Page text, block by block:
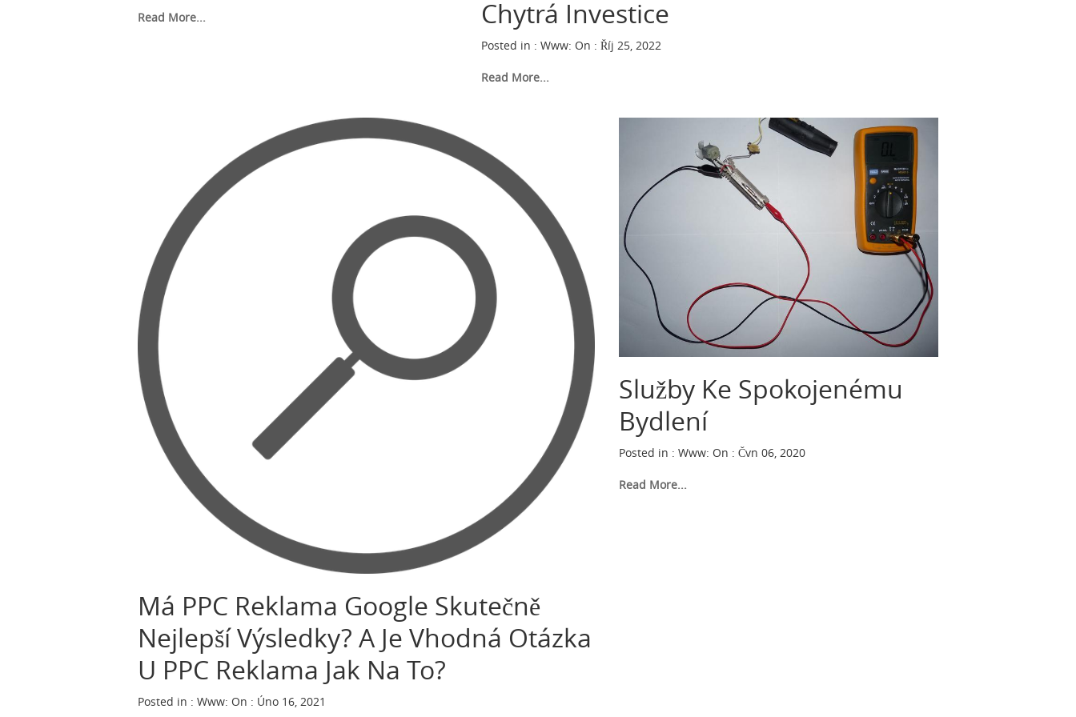
Read More... Chytrá Investice
Posted in :Www: On : Říj 25, 2022
Read More...
Má PPC Reklama Google Skutečně
Nejlepší Výsledky? A Je Vhodná Otázka
U PPC Reklama Jak Na To?
Posted in : Www: On : Úno 16, 2021
Služby Ke Spokojenému
Bydlení
Posted in : Www: On : Čvn 06, 2020
Read More...